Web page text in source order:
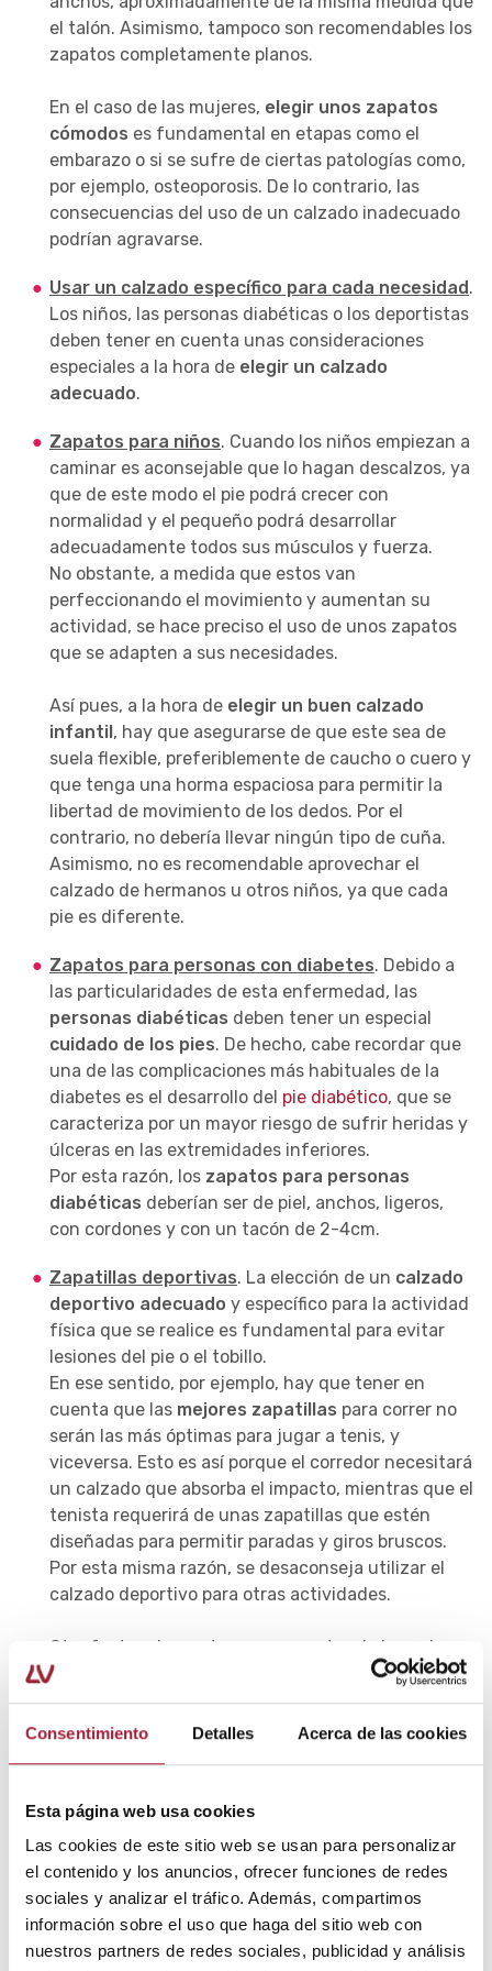
Consentimiento Detalles Acerca de las cookies
Esta página web usa cookies
Las cookies de este sitio web se usan para personalizar
el contenido y los anuncios, ofrecer funciones de redes
sociales y analizar el tráfico. Además, compartimos
información sobre el uso que haga del sitio web con
nuestros partners de redes sociales, publicidad y análisis
el talón. Asimismo, tampoco son recomendables los
zapatos completamente planos.
En el caso de las mujeres, elegir unos zapatos
cómodos es fundamental en etapas como el
embarazo o si se sufre de ciertas patologías como,
por ejemplo, osteoporosis. De lo contrario, las
consecuencias del uso de un calzado inadecuado
podrían agravarse.
Usar un calzado específico para cada necesidad.
Los niños, las personas diabéticas o los deportistas
deben tener en cuenta unas consideraciones
especiales a la hora de elegir un calzado
adecuado.
Zapatos para niños. Cuando los niños empiezan a
caminar es aconsejable que lo hagan descalzos, ya
que de este modo el pie podrá crecer con
normalidad y el pequeño podrá desarrollar
adecuadamente todos sus músculos y fuerza.
No obstante, a medida que estos van
perfeccionando el movimiento y aumentan su
actividad, se hace preciso el uso de unos zapatos
que se adapten a sus necesidades.
Así pues, a la hora de elegir un buen calzado
infantil, hay que asegurarse de que este sea de
suela flexible, preferiblemente de caucho o cuero y
que tenga una horma espaciosa para permitir la
libertad de movimiento de los dedos. Por el
contrario, no debería llevar ningún tipo de cuña.
Asimismo, no es recomendable aprovechar el
calzado de hermanos u otros niños, ya que cada
pie es diferente.
Zapatos para personas con diabetes. Debido a
las particularidades de esta enfermedad, las
personas diabéticas deben tener un especial
cuidado de los pies. De hecho, cabe recordar que
una de las complicaciones más habituales de la
diabetes es el desarrollo del pie diabético, que se
caracteriza por un mayor riesgo de sufrir heridas y
úlceras en las extremidades inferiores.
Por esta razón, los zapatos para personas
diabéticas deberían ser de piel, anchos, ligeros,
con cordones y con un tacón de 2-4cm.
Zapatillas deportivas. La elección de un calzado
deportivo adecuado y específico para la actividad
física que se realice es fundamental para evitar
lesiones del pie o el tobillo.
En ese sentido, por ejemplo, hay que tener en
cuenta que las mejores zapatillas para correr no
serán las más óptimas para jugar a tenis, y
viceversa. Esto es así porque el corredor necesitará
un calzado que absorba el impacto, mientras que el
tenista requerirá de unas zapatillas que estén
diseñadas para permitir paradas y giros bruscos.
Por esta misma razón, se desaconseja utilizar el
calzado deportivo para otras actividades.
Otro factor clave a tener en cuenta a la hora de
elegir unas zapatillas adecuadas
es que estas se
ajusten bien al pie para poderprevenir las
rozaduras en el deporte.
formación.
Bibliografía
Redacción. Problemas en los pies: Cómo encontrar
los zapatos adecuados[en línea]. Northshore